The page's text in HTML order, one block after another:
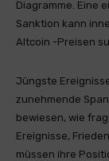
Diagramme. Eine
Sanktion kann
Altcoin -Preisen
Jüngste
zunehmende
bewiesen, wie
Ereignisse,
müssen ihre